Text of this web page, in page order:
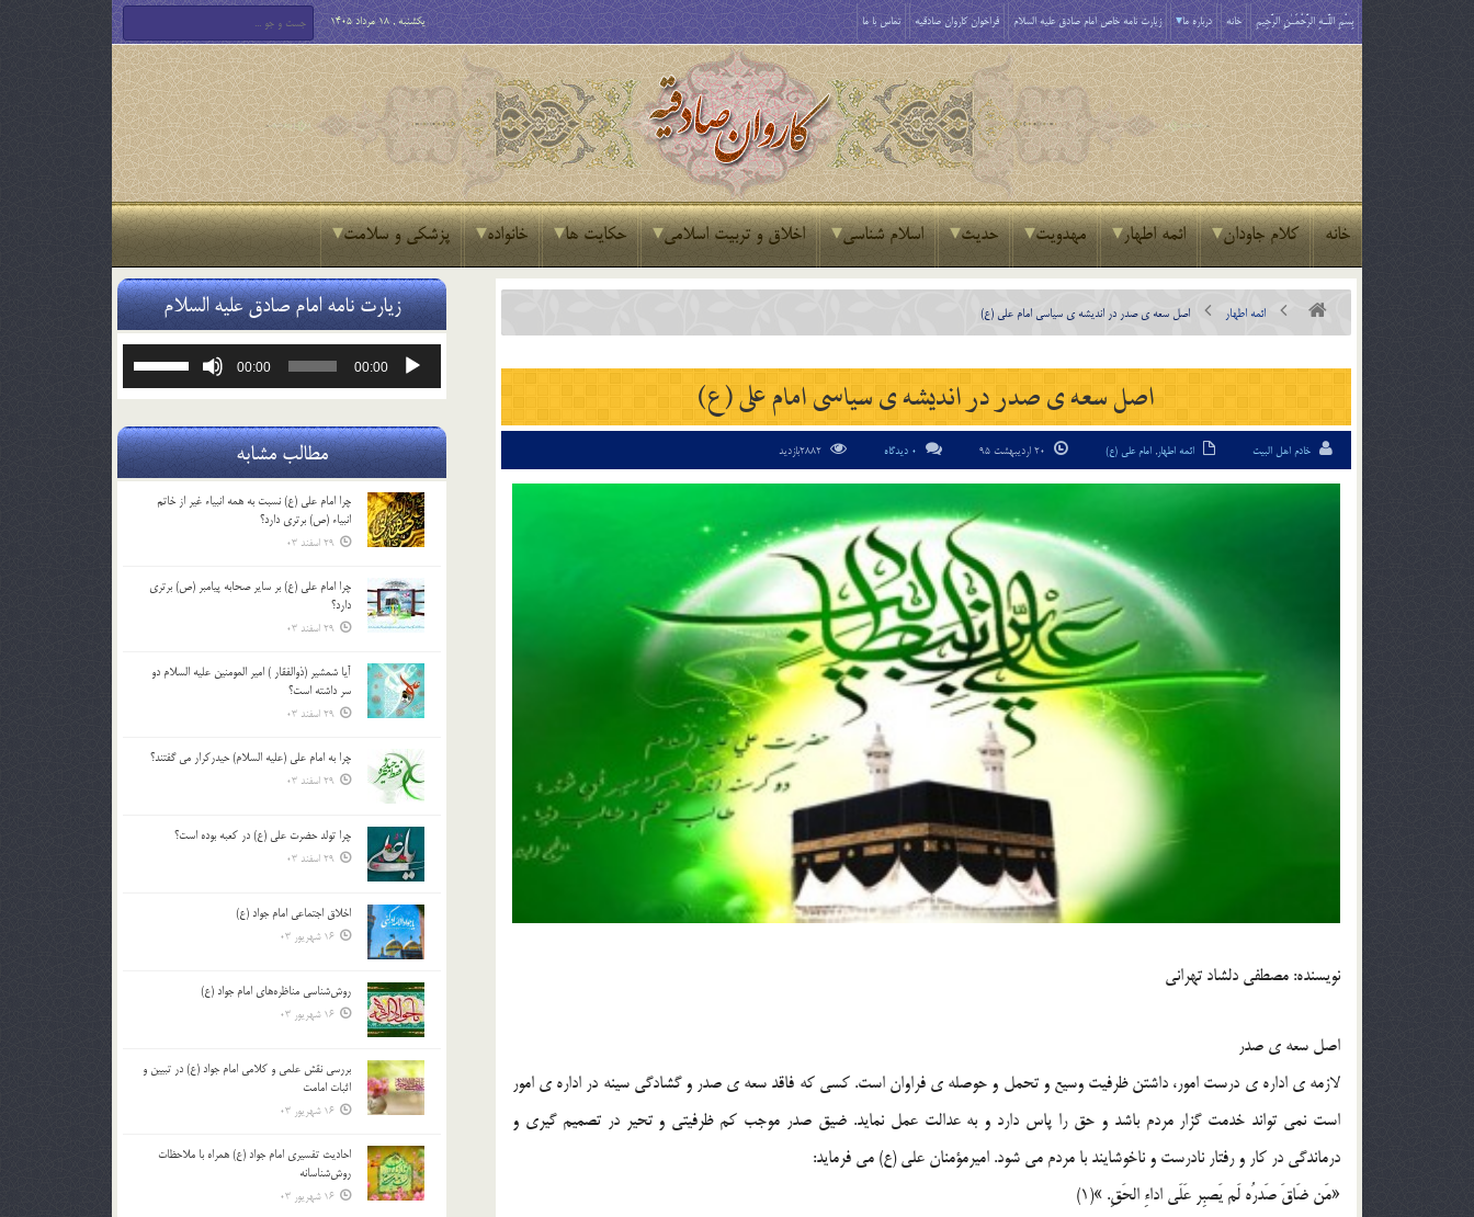
بِسْمِ اللَّـهِ الرَّحْمَـٰنِ الرَّحِيمِ خانه درباره ما زیارت نامه خاص امام صادق علیه السلام فراخوان کاروان صادقیه تماس با ما یکشنبه , 18 مرداد 1405
خانه کلام جاودان ائمه اطهار مهدویت حدیث اسلام شناسی اخلاق و تربیت اسلامی حکایت ها خانواده پزشکی و سلامت
ائمه اطهار اصل سعه ی صدر در اندیشه ی سیاسی امام علی (ع)
اصل سعه ی صدر در اندیشه ی سیاسی امام علی (ع)
خادم اهل البیت ائمه اطهار, امام علی (ع) 0 دیدگاه
نویسنده: مصطفی دلشاد تهرانی
اصل سعه ی صدر
لازمه ی اداره ی درست امور، داشتن ظرفیت وسیع و تحمل و حوصله ی فراوان است. کسی که فاقد سعه ی صدر و گشادگی سینه در اداره ی امور
است نمی تواند خدمت گزار مردم باشد و حق را پاس دارد و به عدالت عمل نماید. ضیق صدر موجب کم ظرفیتی و تحیر در تصمیم گیری و
درماندگی در کار و رفتار نادرست و ناخوشایند با مردم می شود. امیرمؤمنان علی (ع) می فرماید:
«مَن ضَاقَ صَدرُه لَم یَصبِر عَلَی اداءِ الحَقِ. »(1)
زیارت نامه امام صادق علیه السلام
پخش‌کننده
00:00
00:00
یا
صدا
کلیدهای
مطالب مشابه
چرا امام علی (ع) نسبت به همه انبیاء غیر از خاتم
انبیاء (ص) برتری دارد؟
29 اسفند 03
چرا امام علی (ع) بر سایر صحابه پیامبر (ص) برتری
دارد؟
29 اسفند 03
آیا شمشیر (ذوالفقار ) امیر المومنین علیه السلام دو
سر داشته است؟
29 اسفند 03
چرا به امام علی (علیه السلام) حیدرکرار می گفتند؟
29 اسفند 03
چرا تولد حضرت علی (ع) در کعبه بوده است؟
29 اسفند 03
اخلاق اجتماعی امام جواد (ع)
16 شهریور 03
روش‌شناسی مناظره‌های امام جواد (ع)
16 شهریور 03
بررسی نقش علمی و کلامی امام جواد (ع) در تبیین و
اثبات امامت
16 شهریور 03
احادیث تفسیری امام جواد (ع) همراه با ملاحظات
روش‌شناسانه
16 شهریور 03